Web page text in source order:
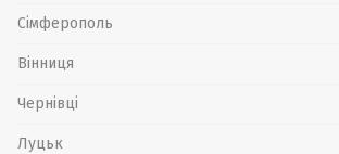
Сімферополь
Вінниця
Чернівці
Луцьк